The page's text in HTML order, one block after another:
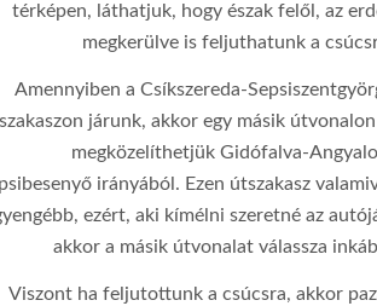
térképen, láthatjuk, hogy észak felől, az
megkerülve is feljuthatunk a
Amennyiben a Csíkszereda-
járunk, akkor egy másik
megközelíthetjük Gidófalva-
irányából. Ezen útszakasz
ezért, aki kímélni szeretné az
akkor a másik útvonalat válassza
Viszont ha feljutottunk a csúcsra, akkor
ƒ/11
18 mm
1/125
Canon EOS 100D